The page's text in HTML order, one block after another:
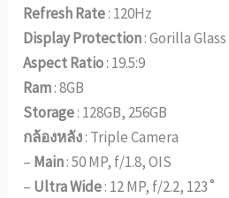
Refresh Rate: 120Hz
Display Protection: Gorilla Glass
Aspect Ratio: 19.5:9
Ram: 8GB
Storage: 128GB, 256GB
กล้องหลัง: Triple Camera
– Main: 50 MP, f/1.8, OIS
– Ultra Wide: 12 MP, f/2.2, 123˚